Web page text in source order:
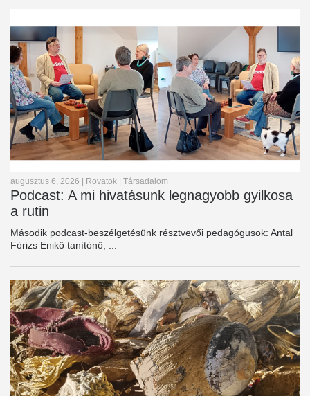
augusztus 6, 2026 Rovatok Társadalom
Podcast: A mi hivatásunk legnagyobb gyilkosa
a rutin
Második podcast-beszélgetésünk résztvevői pedagógusok: Antal
Fórizs Enikő tanítónő, ...